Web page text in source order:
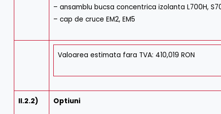
– ansamblu bucsa concentrica izolanta L700H,
– cap de cruce EM2, EM5
Valoarea estimata fara TVA: 410,019 RON
II.2.2) Optiuni